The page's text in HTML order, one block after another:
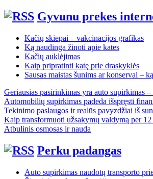
Gyvunu prekes
Kačių skiepai – vakcinacijos grafikas
Ką naudinga žinoti apie kates
Kačių auklėjimas
Kaip pripratinti katę prie draskyklės
Sausas maistas šunims ar konservai –
Geriausias pasirinkimas yra auto supirkimas –
Automobilių supirkimas padeda išspręsti
Tekinimo paslaugos ir realūs pavyzdžiai iš
Kaip transformuoti užsakymų valdymą per 12
Atbulinis osmosas ir nauda
Perku padangas
Auto supirkimas naudotų transporto